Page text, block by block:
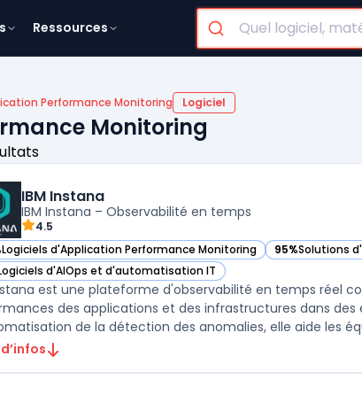
Ressources
Performance Monitoring Logiciel
Monitoring
IBM Instana
IBM Instana – Observabilité en temps
4.5
Logiciels d'Application Performance Monitoring
IBM Instana dans cette catégorie 95%Solutions
— voir IBM
d'AIOps et d'automatisation IT
IBM Instana dans cette catégorie
est une plateforme d'observabilité en temps réel
des applications et des infrastructures dans